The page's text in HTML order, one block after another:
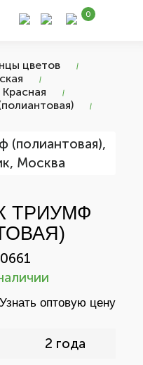
0
цветов
Красная
ТРИУМФ
0661
Узнать оптовую цену
2 года